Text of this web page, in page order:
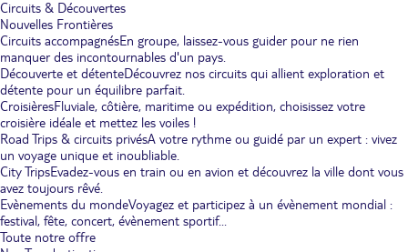
Circuits & Découvertes
Nouvelles Frontières
Circuits accompagnésEn groupe, laissez-vous guider pour ne rien
manquer des incontournables d'un pays.
Découverte et détenteDécouvrez nos circuits qui allient exploration et
détente pour un équilibre parfait.
CroisièresFluviale, côtière, maritime ou expédition, choisissez votre
croisière idéale et mettez les voiles !
Road Trips & circuits privésA votre rythme ou guidé par un expert : vivez
un voyage unique et inoubliable.
City TripsEvadez-vous en train ou en avion et découvrez la ville dont vous
avez toujours rêvé.
Evènements du mondeVoyagez et participez à un évènement mondial :
festival, fête, concert, évènement sportif...
Toute notre offre